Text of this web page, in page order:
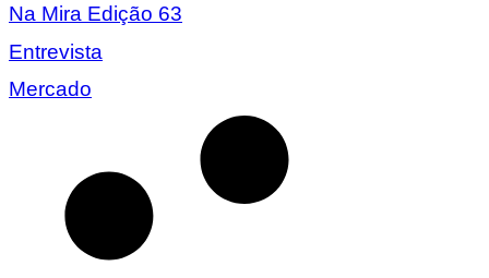
Na Mira Edição 63
Entrevista
Mercado